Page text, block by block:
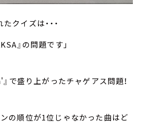
クイズは・・・
』の問題です」
で盛り上がったチャゲアス問題！
の順位が1位じゃなかった曲はど